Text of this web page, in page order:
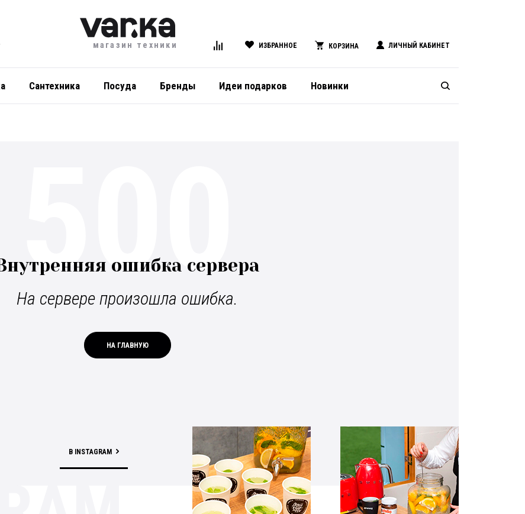
магазин техники ИЗБРАННОЕ КОРЗИНА ЛИЧНЫЙ КАБИНЕТ
Сантехника Посуда Бренды Идеи подарков Новинки
ошибка сервера
На сервере произошла ошибка.
НА ГЛАВНУЮ
500
В INSTAGRAM